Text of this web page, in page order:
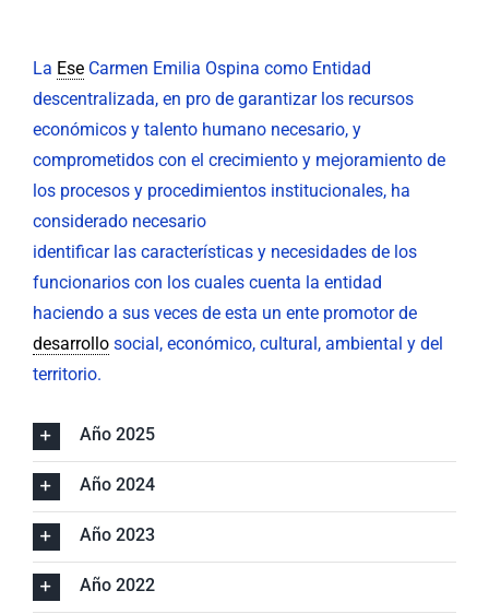
Rendición de Cuentas
Buscar:
Ayudas para Navegar
La EseCarmen Emilia Ospina como Entidad
descentralizada, en pro de garantizar los recursos
económicos y talento humano necesario, y
comprometidos con el crecimiento y mejoramiento de
los procesos y procedimientos institucionales, ha
considerado necesario
identificar las características y necesidades de los
funcionarios con los cuales cuenta la entidad
haciendo a sus veces de esta un ente promotor de
desarrollosocial, económico, cultural, ambiental y del
territorio.
Año 2025
Año 2024
Año 2023
Año 2022